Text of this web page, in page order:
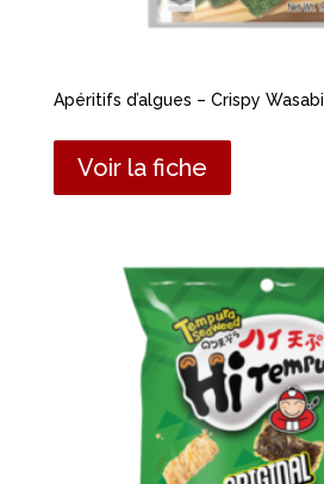
Apéritifs d’algues – Crispy Wasabi
Voir la fiche